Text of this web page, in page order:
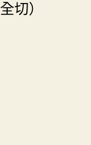
切）